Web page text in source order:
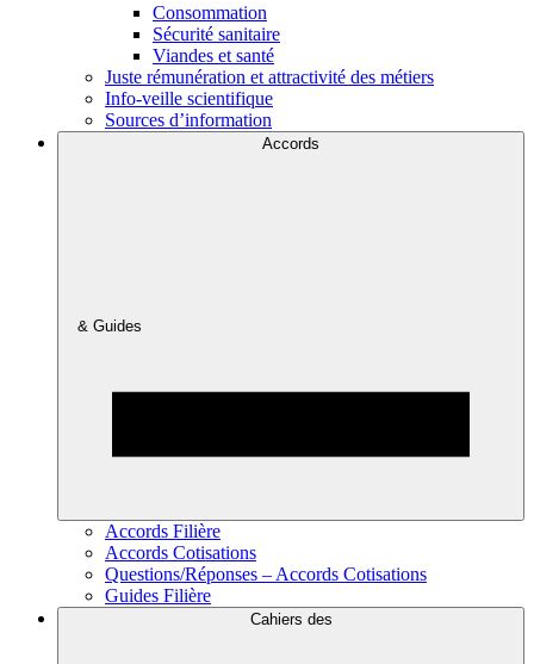
Consommation
Sécurité sanitaire
Viandes et santé
Juste rémunération et attractivité des métiers
Info-veille scientifique
Sources d’information
Accords
& Guides
Accords Filière
Accords Cotisations
Questions/Réponses – Accords Cotisations
Guides Filière
Cahiers des